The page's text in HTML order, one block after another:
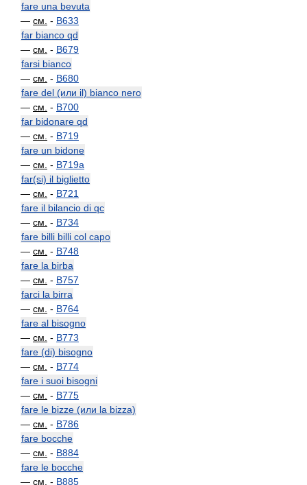
fare una bevuta
— см. - B633
far bianco qd
— см. - B679
farsi bianco
— см. - B680
fare del (или il) bianco nero
— см. - B700
far bidonare qd
— см. - B719
fare un bidone
— см. - B719a
far(si) il biglietto
— см. - B721
fare il bilancio di qc
— см. - B734
fare billi billi col capo
— см. - B748
fare la birba
— см. - B757
farci la birra
— см. - B764
fare al bisogno
— см. - B773
fare (di) bisogno
— см. - B774
fare i suoi bisogni
— см. - B775
fare le bizze (или la bizza)
— см. - B786
fare bocche
— см. - B884
fare le bocche
— см. - B885